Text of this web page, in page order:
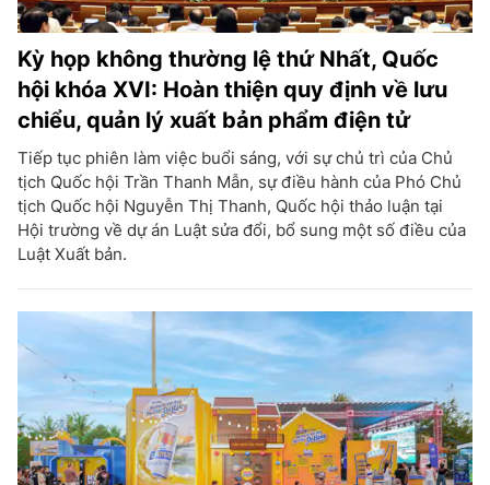
Kỳ họp không thường lệ thứ Nhất, Quốc
hội khóa XVI: Hoàn thiện quy định về lưu
chiểu, quản lý xuất bản phẩm điện tử
Tiếp tục phiên làm việc buổi sáng, với sự chủ trì của Chủ
tịch Quốc hội Trần Thanh Mẫn, sự điều hành của Phó Chủ
tịch Quốc hội Nguyễn Thị Thanh, Quốc hội thảo luận tại
Hội trường về dự án Luật sửa đổi, bổ sung một số điều của
Luật Xuất bản.